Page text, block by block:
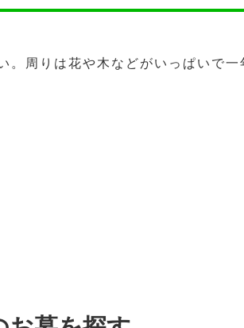
。周りは花や木などがいっぱいで一